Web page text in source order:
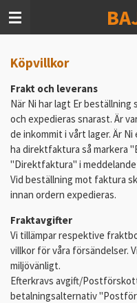
Hoppa
Köpvillkor
Frakt och leverans
När Ni har lagt Er beställning
och expedieras snarast. Är
de inkommit i vårt lager. Är
ha direktfaktura så markera
"Direktfaktura" i
Vid beställning mot faktura
innan ordern expedieras.
Fraktavgifter
Vi tillämpar respektive
villkor för våra försändelser.
miljövänligt.
Efterkravs avgift/
betalningsalternativ